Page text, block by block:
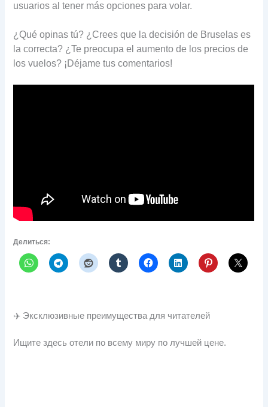
usuarios al tener más opciones para volar.
¿Qué opinas tú? ¿Crees que la decisión de Bruselas es
la correcta? ¿Te preocupa el aumento de los precios de
los vuelos? ¡Déjame tus comentarios!
Делиться:
✈️ Эксклюзивные преимущества для читателей
Ищите здесь отели по всему миру по лучшей цене.